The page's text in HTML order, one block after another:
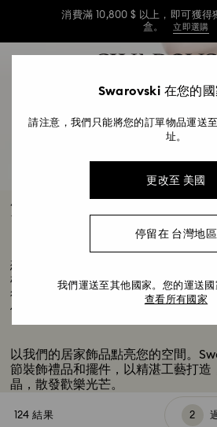
消費滿 10,800 $ 以上，即可獲得
盒。
立即選購
消費滿 10,800 $ 以上，即可獲得
消費滿 10,800 $ 以上，即可獲得
雙 11手鏈優惠
想了解施華洛世奇珠寶的最新折扣和
棍節優惠已經結束，但您仍可通過訪
得超值折扣。以施華洛世奇獨家提供
他人吧。
以我們的居家飾品點亮您的空間。
節裝飾禮品和擺件，以精湛工藝打造
晶，散發歡樂光芒。
124 結果
過
Swarovski 在您的國
請注意，我們只能將您的訂單物品運送
址。
更改至 美國
停留在 台灣地區
我們運送至其他國家。您的運送
查看所有國家